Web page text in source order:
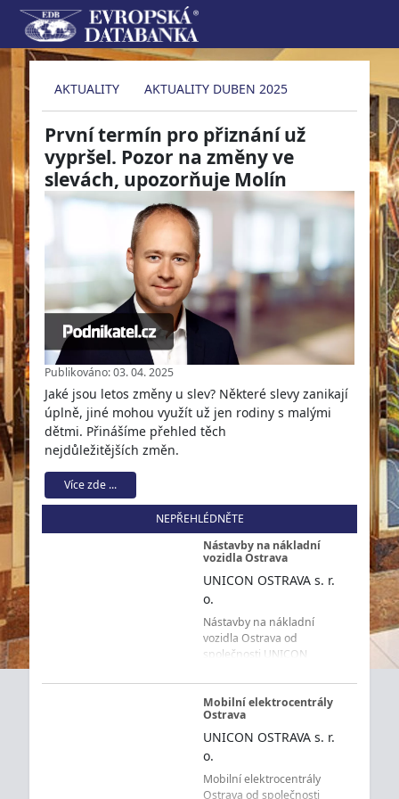
AKTUALITY AKTUALITY DUBEN 2025
První termín pro přiznání už
vypršel. Pozor na změny ve
slevách, upozorňuje Molín
Publikováno: 03. 04. 2025
Jaké jsou letos změny u slev? Některé slevy zanikají
úplně, jiné mohou využít už jen rodiny s malými
dětmi. Přinášíme přehled těch
nejdůležitějších změn.
Více zde ...
NEPŘEHLÉDNĚTE
Nástavby na nákladní
vozidla Ostrava
UNICON OSTRAVA s. r.
o.
Nástavby na nákladní
vozidla Ostrava od
společnosti UNICON
technická řešení pro
dopravu, manipulaci s
materiálem, kontejnery i
nakládku a vykládku zboží.
Firma působí na trhu od
Ostravy a celého
Mobilní elektrocentrály
Ostrava
UNICON OSTRAVA s. r.
o.
Mobilní elektrocentrály
Ostrava od společnosti